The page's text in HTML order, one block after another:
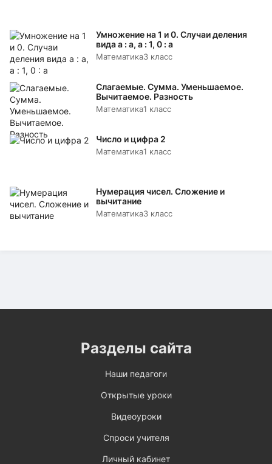
Умножение на 1 и 0. Случаи деления
вида а : а, а : 1, 0 : а
Математика3 класс
Слагаемые. Сумма. Уменьшаемое.
Вычитаемое. Разность
Математика1 класс
Число и цифра 2
Математика1 класс
Нумерация чисел. Сложение и
вычитание
Математика3 класс
Разделы сайта
Наши педагоги
Открытые уроки
Видеоуроки
Спроси учителя
Личный кабинет